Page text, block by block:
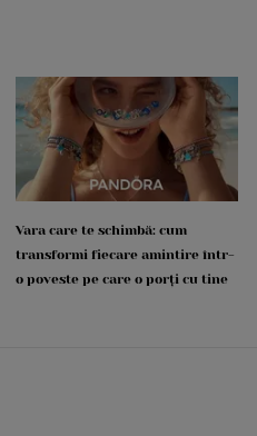
Vara care te schimbă: cum
transformi fiecare amintire într-
o poveste pe care o porți cu tine